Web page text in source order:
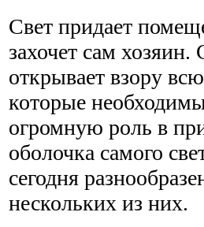
Свет придает
захочет сам хозяин.
открывает взору
которые
огромную роль в
оболочка самого
сегодня
нескольких из них.